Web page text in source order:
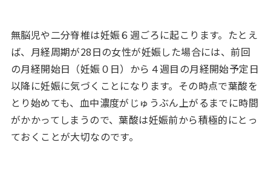
無脳児や二分脊椎は妊娠６週ごろに起こります。たとえ
ば、月経周期が28日の女性が妊娠した場合には、前回
の月経開始日（妊娠０日）から４週目の月経開始予定日
以降に妊娠に気づくことになります。その時点で葉酸を
とり始めても、血中濃度がじゅうぶん上がるまでに時間
がかかってしまうので、葉酸は妊娠前から積極的にとっ
ておくことが大切なのです。